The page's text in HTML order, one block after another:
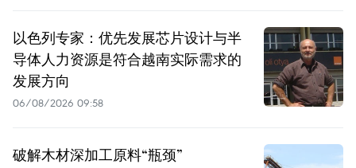
以色列专家：优先发展芯片设计与半
导体人力资源是符合越南实际需求的
发展方向
06/08/2026 09:58
破解木材深加工原料“瓶颈”